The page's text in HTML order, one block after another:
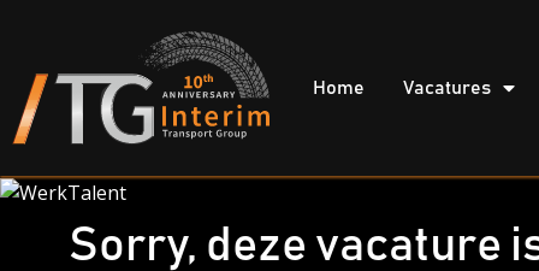
Home Vacatures
Sorry, deze vacature